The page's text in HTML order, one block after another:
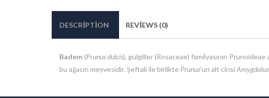
DESCRIPTION REVIEWS (0)
Badem (Prunus dulcis), gülgiller (Rosaceae) familyasının
bu ağacın meyvesidir. Şeftali ile birlikte Prunus‘un alt cinsiAmygdalus